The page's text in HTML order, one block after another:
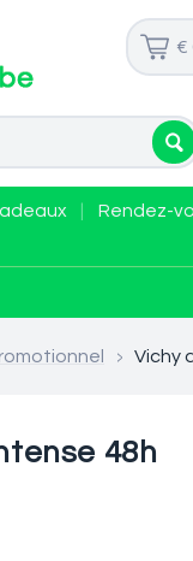
€
Rendez-
> Vichy
48h